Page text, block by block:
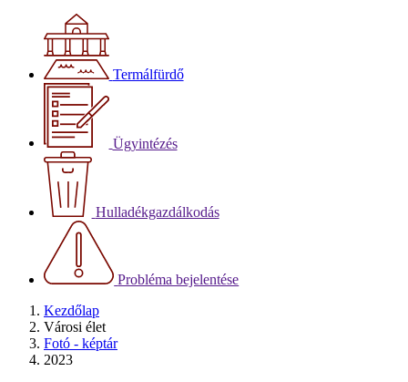
Termálfürdő
Ügyintézés
Hulladékgazdálkodás
Probléma bejelentése
Kezdőlap
Városi élet
Fotó - képtár
2023